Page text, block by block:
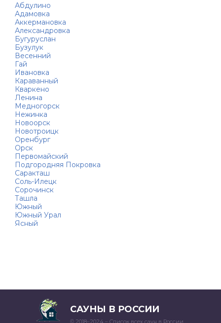
Абдулино
Адамовка
Аккермановка
Александровка
Бугуруслан
Бузулук
Весенний
Гай
Ивановка
Караванный
Кваркено
Ленина
Медногорск
Нежинка
Новоорск
Новотроицк
Оренбург
Орск
Первомайский
Подгородняя Покровка
Саракташ
Соль-Илецк
Сорочинск
Ташла
Южный
Южный Урал
Ясный
САУНЫ В РОССИИ
© 2018–2024 – Список всех саун в России